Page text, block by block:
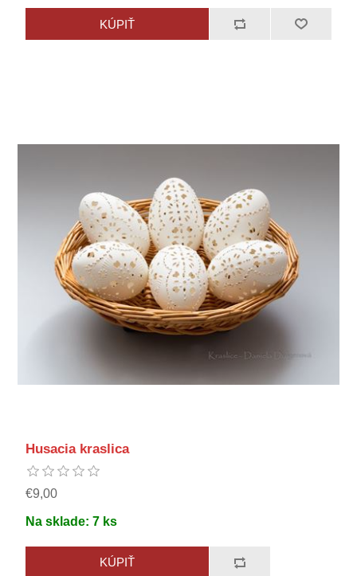
Husacia kraslica
€9,00
Na sklade: 7 ks